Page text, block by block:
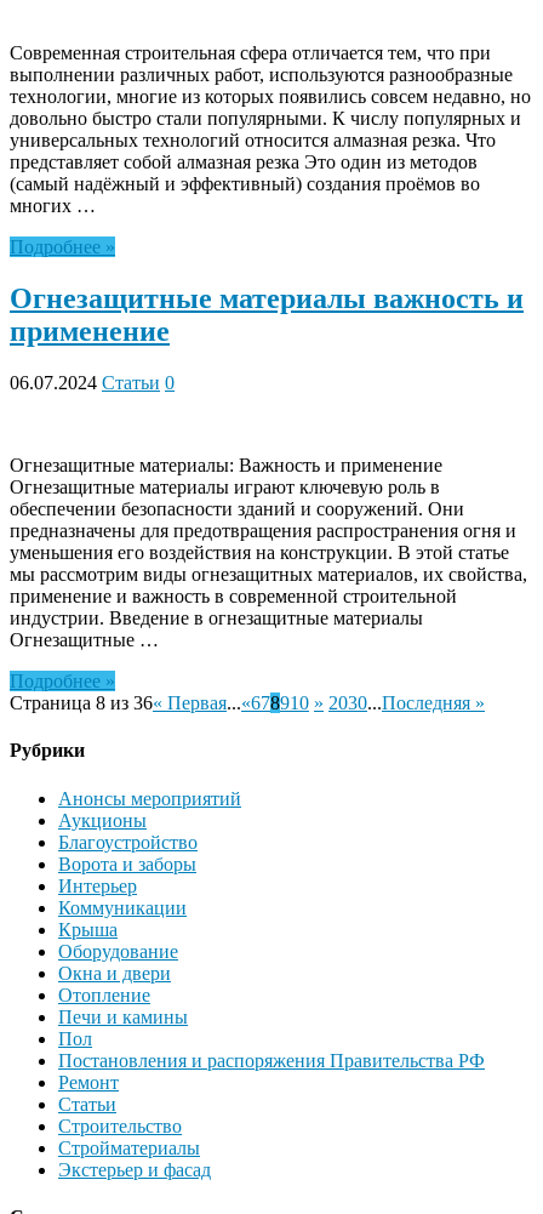
Современная строительная сфера отличается тем, что при
выполнении различных работ, используются разнообразные
технологии, многие из которых появились совсем недавно, но
довольно быстро стали популярными. К числу популярных и
универсальных технологий относится алмазная резка. Что
представляет собой алмазная резка Это один из методов
(самый надёжный и эффективный) создания проёмов во
многих …
Подробнее »
Огнезащитные материалы важность и
применение
06.07.2024 Статьи 0
Огнезащитные материалы: Важность и применение
Огнезащитные материалы играют ключевую роль в
обеспечении безопасности зданий и сооружений. Они
предназначены для предотвращения распространения огня и
уменьшения его воздействия на конструкции. В этой статье
мы рассмотрим виды огнезащитных материалов, их свойства,
применение и важность в современной строительной
индустрии. Введение в огнезащитные материалы
Огнезащитные …
Подробнее »
Страница 8 из 36« Первая...«678910 » 2030...Последняя »
Рубрики
Анонсы мероприятий
Аукционы
Благоустройство
Ворота и заборы
Интерьер
Коммуникации
Крыша
Оборудование
Окна и двери
Отопление
Печи и камины
Пол
Постановления и распоряжения Правительства РФ
Ремонт
Статьи
Строительство
Стройматериалы
Экстерьер и фасад